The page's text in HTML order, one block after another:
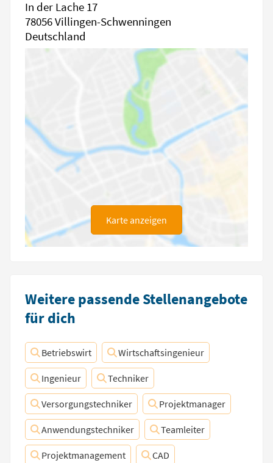
In der Lache 17
78056 Villingen-Schwenningen
Deutschland
Karte anzeigen
Weitere passende Stellenangebote
für dich
Betriebswirt Wirtschaftsingenieur
Ingenieur Techniker
Versorgungstechniker Projektmanager
Anwendungstechniker Teamleiter
Projektmanagement CAD